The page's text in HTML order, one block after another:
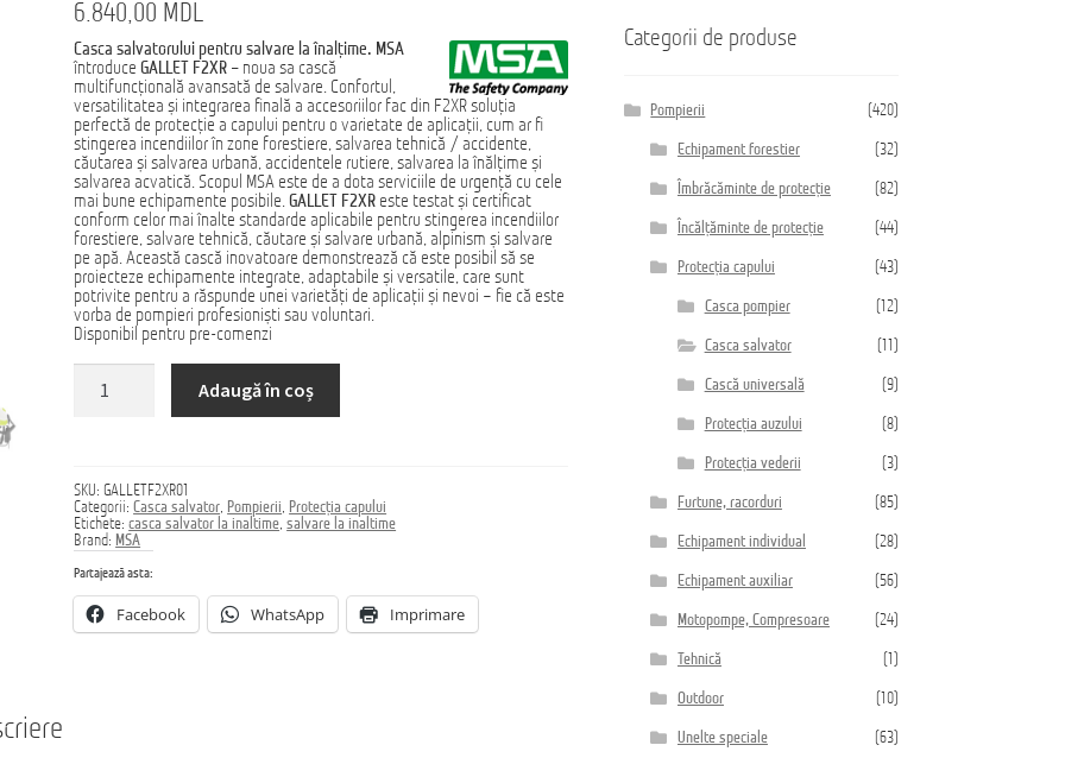
6.840,00 MDL
Casca salvatorului pentru salvare la înalțime. MSA
întroduce GALLET F2XR – noua sa cască
multifuncțională avansată de salvare. Confortul,
versatilitatea și integrarea finală a accesoriilor fac din F2XR soluția
perfectă de protecție a capului pentru o varietate de aplicații, cum ar fi
stingerea incendiilor în zone forestiere, salvarea tehnică / accidente,
căutarea și salvarea urbană, accidentele rutiere, salvarea la înălțime și
salvarea acvatică. Scopul MSA este de a dota serviciile de urgență cu cele
mai bune echipamente posibile.GALLET F2XR este testat și certificat
conform celor mai înalte standarde aplicabile pentru stingerea incendiilor
forestiere, salvare tehnică, căutare și salvare urbană, alpinism și salvare
pe apă. Această cască inovatoare demonstrează că este posibil să se
proiecteze echipamente integrate, adaptabile și versatile, care sunt
potrivite pentru a răspunde unei varietăți de aplicații și nevoi – fie că este
vorba de pompieri profesioniști sau voluntari.
Disponibil pentru pre-comenzi
Casca
Adaugă în coș
SKU: GALLETF2XR01
Categorii:Casca salvator, Pompierii, Protecția capului
Etichete:casca salvator la inaltime,salvare la inaltime
Brand: MSA
Partajează asta:
Facebook WhatsApp Imprimare
Categorii de produse
Pompierii (420)
Echipament forestier (32)
Îmbrăcăminte de protecție (82)
Încălțăminte de protecție (44)
Protecția capului (43)
Casca pompier (12)
Casca salvator
Cască universală (9)
Protecția auzului (8)
Protecția vederii (3)
Furtune, racorduri (85)
Echipament individual (28)
Echipament auxiliar (56)
Motopompe, Compresoare (24)
Tehnică
Outdoor (10)
Unelte speciale (63)